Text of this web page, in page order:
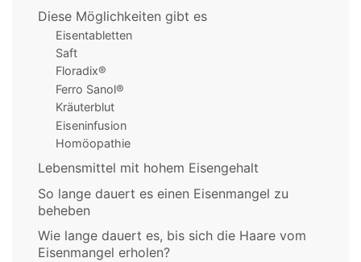
Diese Möglichkeiten gibt es
Eisentabletten
Saft
Floradix®
Ferro Sanol®
Kräuterblut
Eiseninfusion
Homöopathie
Lebensmittel mit hohem Eisengehalt
So lange dauert es einen Eisenmangel zu
beheben
Wie lange dauert es, bis sich die Haare vom
Eisenmangel erholen?